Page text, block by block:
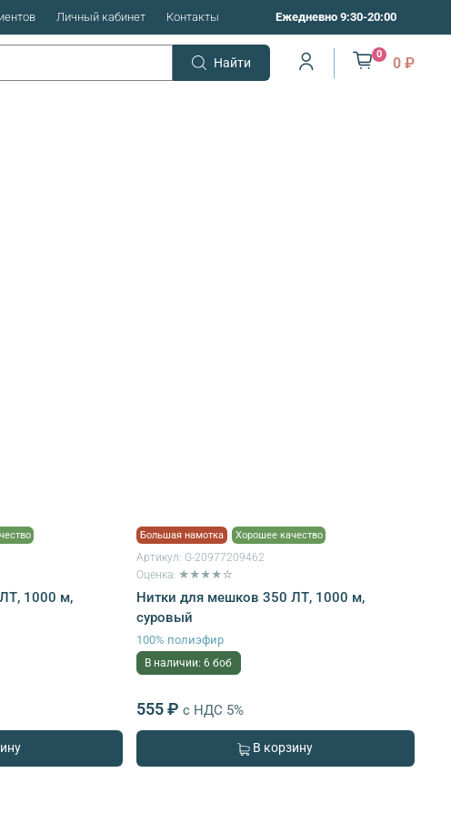
Личный кабинет Контакты Ежедневно 9:30-20:00
Найти
0
0 ₽
1000 м,
Большая намотка Хорошее качество
Артикул: G-20977209462
Оценка: ★★★★☆
Нитки для мешков 350 ЛТ, 1000 м,
суровый
100% полиэфир
В наличии: 6 боб
555 ₽ с НДС 5%
В корзину